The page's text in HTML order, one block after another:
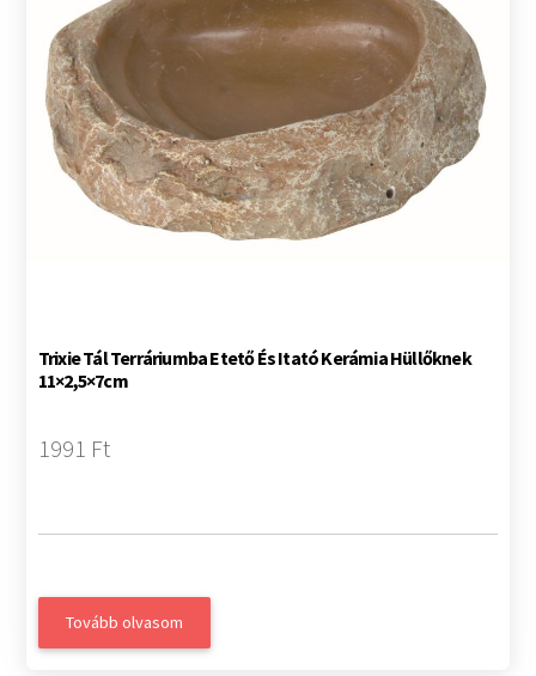
Trixie Tál Terráriumba Etető És Itató Kerámia Hüllőknek
11×2,5×7cm
1991 Ft
Tovább olvasom